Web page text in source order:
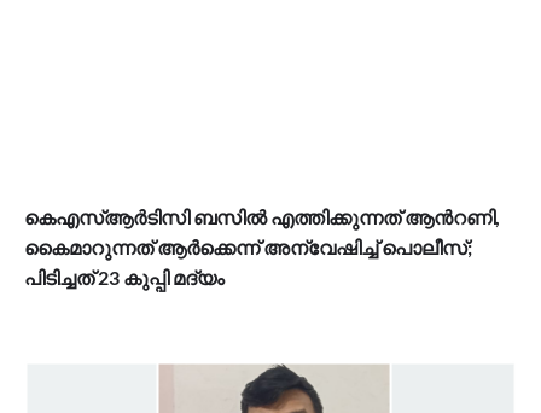
കെഎസ്ആർടിസി ബസിൽ എത്തിക്കുന്നത് ആന്‍റണി,
കൈമാറുന്നത് ആർക്കെന്ന് അന്വേഷിച്ച് പൊലീസ്;
പിടിച്ചത് 23 കുപ്പി മദ്യം